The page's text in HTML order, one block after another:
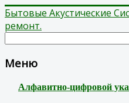
Бытовые Акустические
ремонт.
Меню
Алфавитно-цифровой